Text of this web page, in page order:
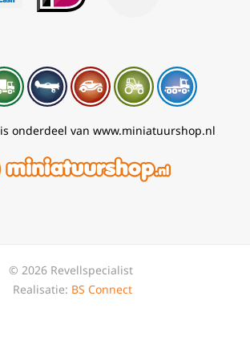
onderdeel van www.miniatuurshop.nl
© 2026 Revellspecialist
Realisatie: BS Connect